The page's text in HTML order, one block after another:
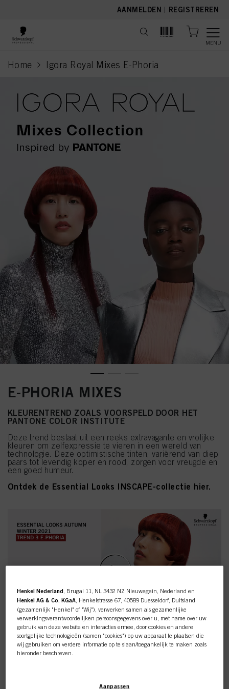
AANMELDEN | REGISTREREN
MENU
Home Igora Royal Mixes E-Phoria
current page
E-PHORIA MIXES
KLEURENTREND ZOALS VOORSPELD DOOR HET
PANTONE COLOR INSTITUTE
Deze trend bestaat uit een reeks extravagante en vrolijke
kleuren om zelfexpressie te vieren in een wereld van
technologie. Deze optimistische tinten, variërend van diep
paars tot levendig koper en rood, zorgen voor vreugde en
een goed humeur.
Ontdek de Essential Looks INSCAPE-collectie hier.
Henkel Nederland , Brugal 11, NL 3432 NZ Nieuwegein, Nederland en
Henkel AG & Co. KGaA , Henkelstrasse 67, 40589 Duesseldorf, Duitsland
(gezamenlijk "Henkel" of "Wij"), verwerken samen als gezamenlijke
verwerkingsverantwoordelijken persoonsgegevens over u, met name over uw
gebruik van deze website en interacties ermee, door cookies en andere
soortgelijke technologieën (samen "cookies") op uw apparaat te plaatsen die
wij gebruiken om verdere informatie op te slaan/toegankelijk te maken zoals
hieronder beschreven.
Aanpassen